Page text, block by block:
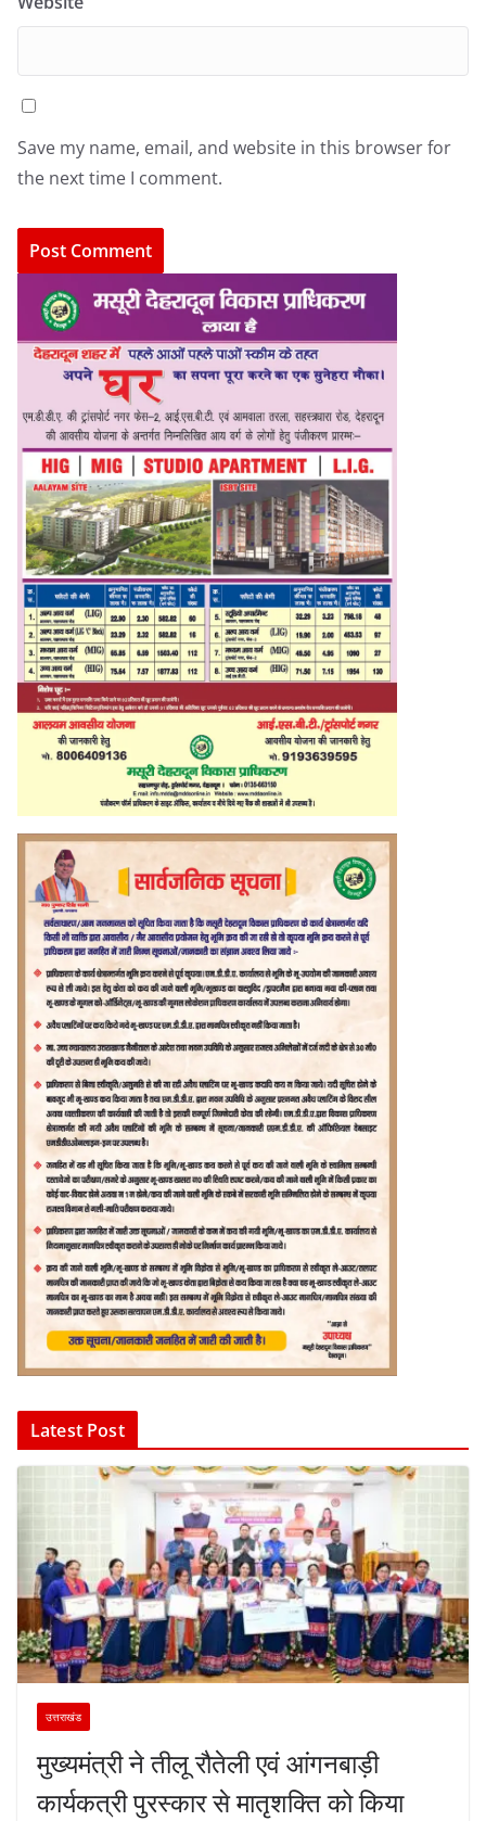
Save my name, email, and website in this browser for
the next time I comment.
Latest Post
उत्तराखंड
मुख्यमंत्री ने तीलू रौतेली एवं आंगनबाड़ी
कार्यकत्री पुरस्कार से मातृशक्ति को किया